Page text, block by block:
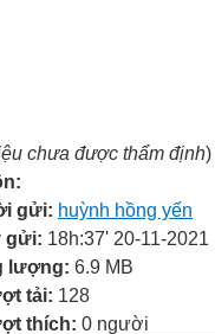
chưa được thẩm định)
gửi: huỳnh hồng yến
gửi: 18h:37' 20-11-2021
lượng: 6.9 MB
tải: 128
thích: 0 người